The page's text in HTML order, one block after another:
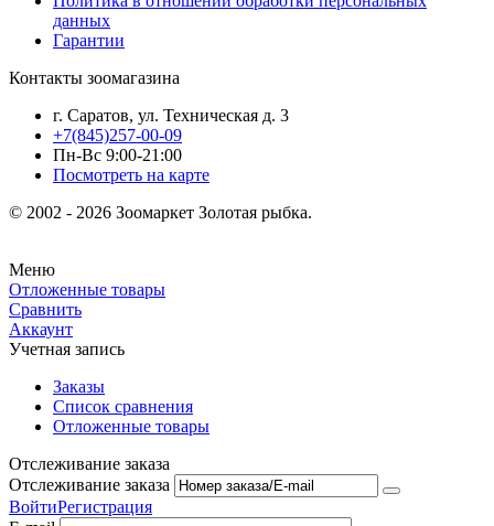
данных
Гарантии
Контакты зоомагазина
г. Саратов, ул. Техническая д. 3
+7(845)257-00-09
Пн-Вс 9:00-21:00
Посмотреть на карте
© 2002 - 2026 Зоомаркет Золотая рыбка.
Меню
Отложенные товары
Сравнить
Аккаунт
Учетная запись
Заказы
Список сравнения
Отложенные товары
Отслеживание заказа
Отслеживание заказа
ВойтиРегистрация